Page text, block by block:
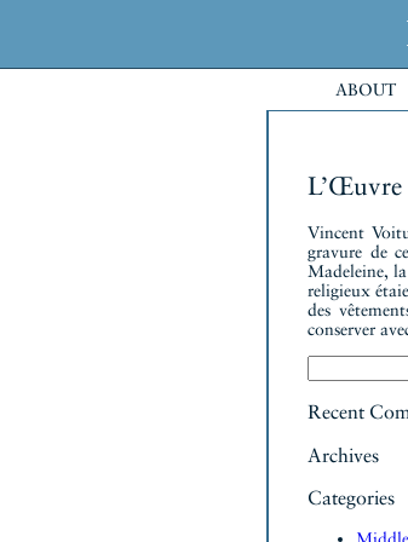
ABOUT
L’Œuvre
Vincent
gravure de
Madeleine,
religieux
des
conserver
for:
Recent
Archives
Categories